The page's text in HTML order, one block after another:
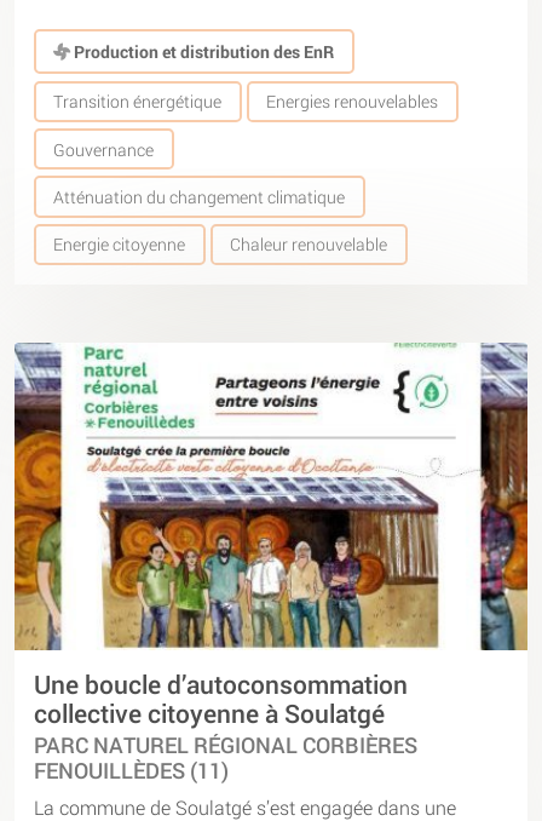
Production et distribution des EnR
Transition énergétique Energies renouvelables
Gouvernance
Atténuation du changement climatique
Energie citoyenne Chaleur renouvelable
Une boucle d’autoconsommation
collective citoyenne à Soulatgé
PARC NATUREL RÉGIONAL CORBIÈRES
FENOUILLÈDES (11)
La commune de Soulatgé s’est engagée dans une